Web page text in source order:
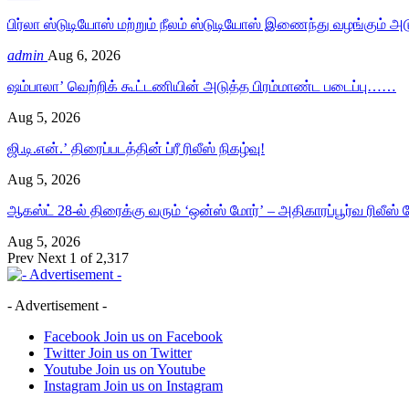
பிர்லா ஸ்டுடியோஸ் மற்றும் நீலம் ஸ்டுடியோஸ் இணைந்து வழங்கும்
admin Aug 6, 2026
ஷம்பாலா’ வெற்றிக் கூட்டணியின் அடுத்த பிரம்மாண்ட படைப்பு……
Aug 5, 2026
ஜி.டி.என்.’ திரைப்படத்தின் ப்ரீ ரிலீஸ் நிகழ்வு!
Aug 5, 2026
ஆகஸ்ட் 28-ல் திரைக்கு வரும் ‘ஒன்ஸ் மோர்’ – அதிகாரப்பூர்வ ரிலீஸ்
Aug 5, 2026
Prev Next 1 of 2,317
- Advertisement -
Facebook Join us on Facebook
Twitter Join us on Twitter
Youtube Join us on Youtube
Instagram Join us on Instagram